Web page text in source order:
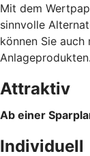
Mit dem
sinnvolle
können Sie
Anlageprodukten.
Attraktiv
Ab einer
Individuell